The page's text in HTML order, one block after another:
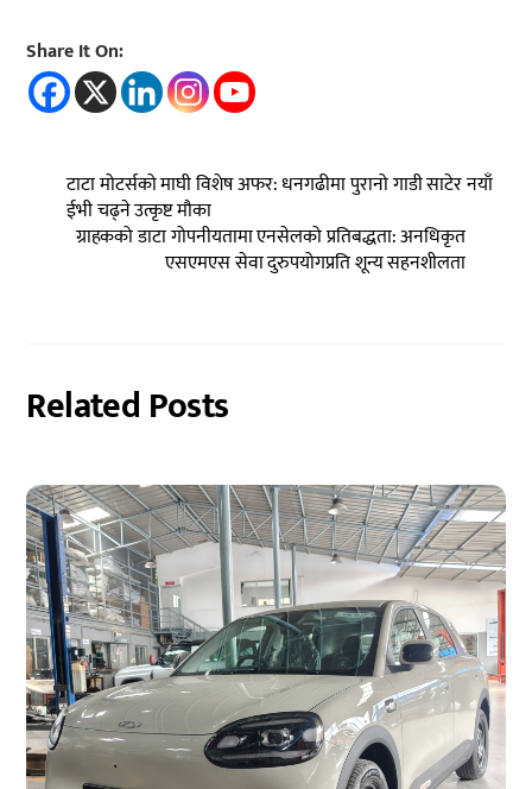
Share It On:
टाटा मोटर्सको माघी विशेष अफर: धनगढीमा पुरानो गाडी साटेर नयाँ
ईभी चढ्ने उत्कृष्ट मौका
ग्राहकको डाटा गोपनीयतामा एनसेलको प्रतिबद्धता: अनधिकृत
एसएमएस सेवा दुरुपयोगप्रति शून्य सहनशीलता
Related Posts